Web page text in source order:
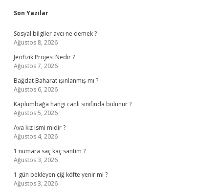
Sidebar
Son Yazılar
Sosyal bilgiler avcı ne demek ?
Ağustos 8, 2026
Jeofizik Projesi Nedir ?
Ağustos 7, 2026
Bağdat Baharat ışınlanmış mı ?
Ağustos 6, 2026
Kaplumbağa hangi canlı sınıfında bulunur ?
Ağustos 5, 2026
Ava kız ismi midir ?
Ağustos 4, 2026
1 numara saç kaç santim ?
Ağustos 3, 2026
1 gün bekleyen çiğ köfte yenir mi ?
Ağustos 3, 2026